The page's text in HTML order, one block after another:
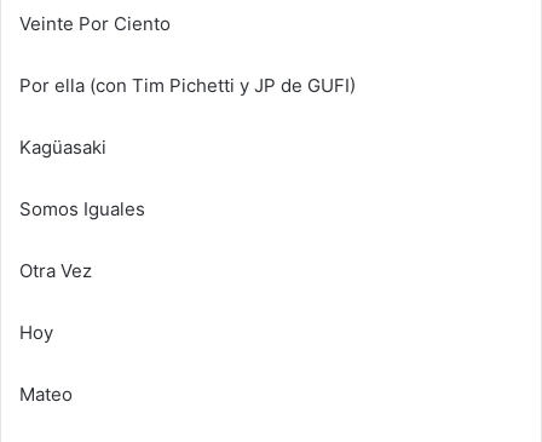
Veinte Por Ciento
Por ella (con Tim Pichetti y JP de GUFI)
Kagüasaki
Somos Iguales
Otra Vez
Hoy
Mateo